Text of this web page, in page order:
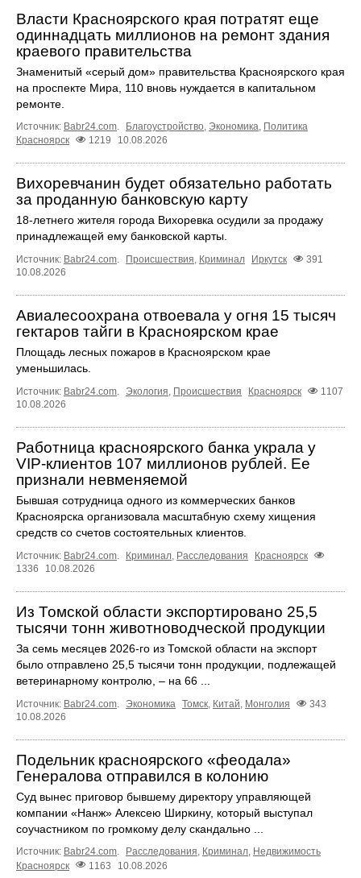
Власти Красноярского края потратят еще
одиннадцать миллионов на ремонт здания
краевого правительства
Знаменитый «серый дом» правительства Красноярского края
на проспекте Мира, 110 вновь нуждается в капитальном
ремонте.
Источник: Babr24.com. Благоустройство, Экономика, Политика
Красноярск
1219 10.08.2026
Вихоревчанин будет обязательно работать
за проданную банковскую карту
18‑летнего жителя города Вихоревка осудили за продажу
принадлежащей ему банковской карты.
Источник: Babr24.com. Происшествия, Криминал Иркутск
391
10.08.2026
Авиалесоохрана отвоевала у огня 15 тысяч
гектаров тайги в Красноярском крае
Площадь лесных пожаров в Красноярском крае
уменьшилась.
Источник: Babr24.com. Экология, Происшествия Красноярск
1107
10.08.2026
Работница красноярского банка украла у
VIP-клиентов 107 миллионов рублей. Ее
признали невменяемой
Бывшая сотрудница одного из коммерческих банков
Красноярска организовала масштабную схему хищения
средств со счетов состоятельных клиентов.
Источник: Babr24.com. Криминал, Расследования
Красноярск
1336
10.08.2026
Из Томской области экспортировано 25,5
тысячи тонн животноводческой продукции
За семь месяцев 2026-го из Томской области на экспорт
было отправлено 25,5 тысячи тонн продукции, подлежащей
ветеринарному контролю, – на 66 ...
Источник: Babr24.com. Экономика Томск, Китай, Монголия
343
10.08.2026
Подельник красноярского «феодала»
Генералова отправился в колонию
Суд вынес приговор бывшему директору управляющей
компании «Нанж» Алексею Ширкину, который выступал
соучастником по громкому делу скандально ...
Источник: Babr24.com. Расследования, Криминал, Недвижимость
Красноярск
1163 10.08.2026